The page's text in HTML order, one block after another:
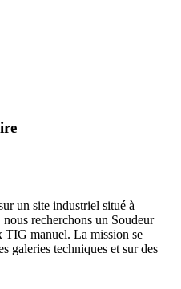
un site industriel situé à
recherchons un Soudeur
TIG manuel. La mission se
galeries techniques et sur des